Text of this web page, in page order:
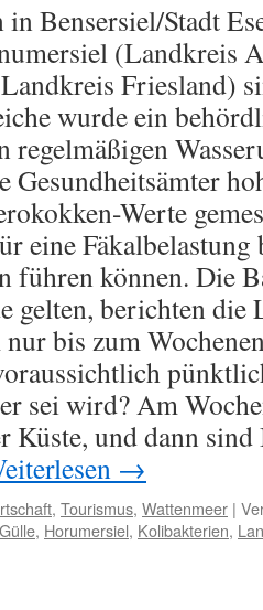
Bensersiel/Stadt
(Landkreis
Friesland)
wurde ein
regelmäßigen
Gesundheitsämter
Werte
eine Fäkalbelastung
führen können. Die
gelten, berichten
bis zum
sei wird? Am
Küste, und dann sind
→
, Tourismus, Wattenmeer |
Gülle, Horumersiel, Kolibakterien,